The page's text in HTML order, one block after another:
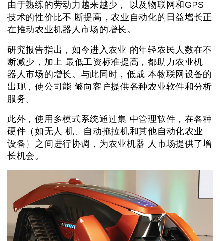
由于熟练的劳动力越来越少， 以及物联网和GPS
技术的性价比不 断提高，农业自动化的日益增长正
在推动农业机器人市场的增长。
研究报告指出，如今进入农业 的年轻农民人数在不
断减少，加上 最低工资标准提高，都助力农业机
器人市场的增长。与此同时，低成 本物联网设备的
出现，使公司能 够向客户提供各种农业软件和分析
服务。
此外，使用多模式系统通过集 中管理软件，在各种
硬件（如无人 机、自动拖拉机和其他自动化农业
设备）之间进行协调，为农业机器 人市场提供了增
长机会。